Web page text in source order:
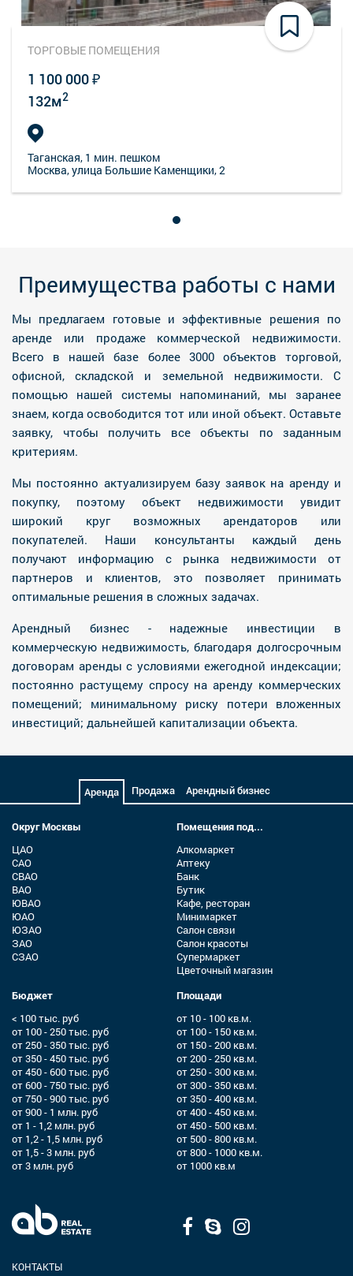
ТОРГОВЫЕ ПОМЕЩЕНИЯ
1 100 000 ₽
132м2
Таганская, 1 мин. пешком
Москва, улица Большие Каменщики, 2
Преимущества работы с нами
Мы предлагаем готовые и эффективные решения по
аренде или продаже коммерческой недвижимости.
Всего в нашей базе более 3000 объектов торговой,
офисной, складской и земельной недвижимости. С
помощью нашей системы напоминаний, мы заранее
знаем, когда освободится тот или иной объект. Оставьте
заявку, чтобы получить все объекты по заданным
критериям.
Мы постоянно актуализируем базу заявок на аренду и
покупку, поэтому объект недвижимости увидит
широкий круг возможных арендаторов или
покупателей. Наши консультанты каждый день
получают информацию с рынка недвижимости от
партнеров и клиентов, это позволяет принимать
оптимальные решения в сложных задачах.
Арендный бизнес - надежные инвестиции в
коммерческую недвижимость, благодаря долгосрочным
договорам аренды с условиями ежегодной индексации;
постоянно растущему спросу на аренду коммерческих
помещений; минимальному риску потери вложенных
инвестиций; дальнейшей капитализации объекта.
Аренда Продажа Арендный бизнес
Округ Москвы
ЦАО
САО
СВАО
ВАО
ЮВАО
ЮАО
ЮЗАО
ЗАО
СЗАО
Помещения под...
Алкомаркет
Аптеку
Банк
Бутик
Кафе, ресторан
Минимаркет
Салон связи
Салон красоты
Супермаркет
Цветочный магазин
Бюджет
< 100 тыс. руб
от 100 - 250 тыс. руб
от 250 - 350 тыс. руб
от 350 - 450 тыс. руб
от 450 - 600 тыс. руб
от 600 - 750 тыс. руб
от 750 - 900 тыс. руб
от 900 - 1 млн. руб
от 1 - 1,2 млн. руб
от 1,2 - 1,5 млн. руб
от 1,5 - 3 млн. руб
от 3 млн. руб
Площади
от 10 - 100 кв.м.
от 100 - 150 кв.м.
от 150 - 200 кв.м.
от 200 - 250 кв.м.
от 250 - 300 кв.м.
от 300 - 350 кв.м.
от 350 - 400 кв.м.
от 400 - 450 кв.м.
от 450 - 500 кв.м.
от 500 - 800 кв.м.
от 800 - 1000 кв.м.
от 1000 кв.м
КОНТАКТЫ